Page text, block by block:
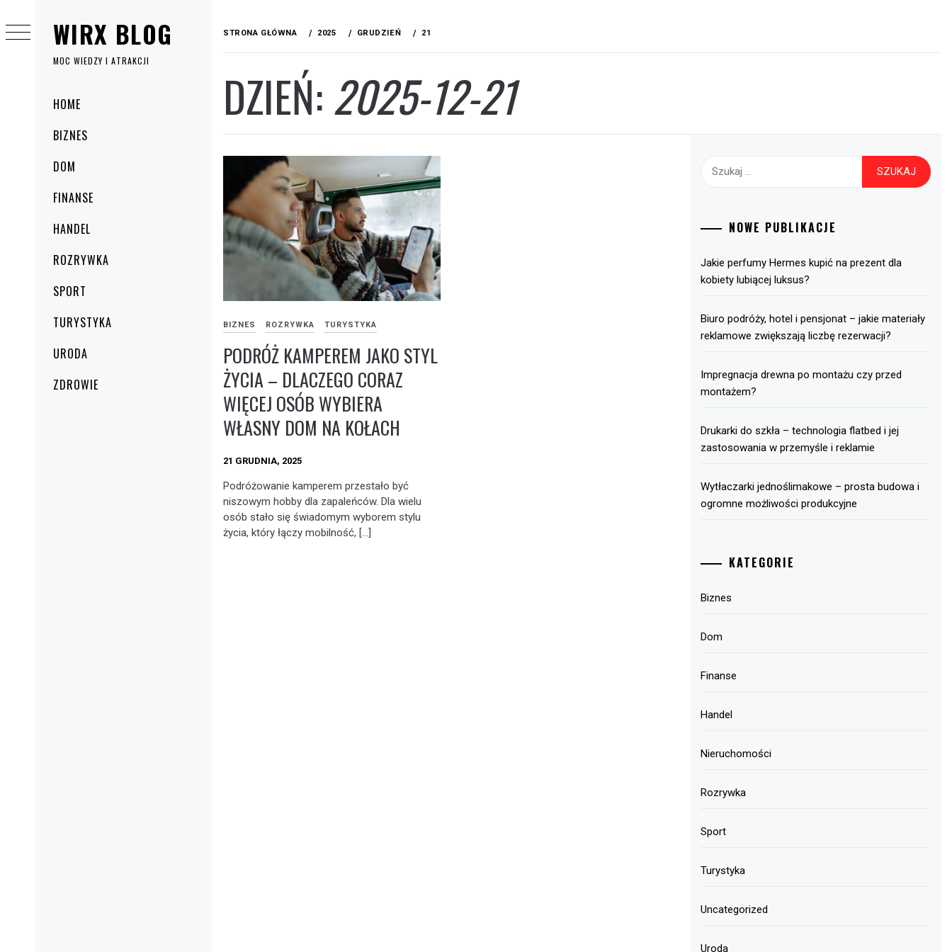
WIRX BLOG
MOC WIEDZY I ATRAKCJI
Menu
główne
HOME
BIZNES
DOM
FINANSE
HANDEL
ROZRYWKA
SPORT
TURYSTYKA
URODA
ZDROWIE
do
treści
STRONA GŁÓWNA 2025 GRUDZIEŃ 21
DZIEŃ:2025-12-21
BIZNES ROZRYWKA TURYSTYKA
PODRÓŻ KAMPEREM JAKO STYL
ŻYCIA – DLACZEGO CORAZ
WIĘCEJ OSÓB WYBIERA
WŁASNY DOM NA KOŁACH
21 GRUDNIA, 2025
Podróżowanie kamperem przestało być
niszowym hobby dla zapaleńców. Dla wielu
osób stało się świadomym wyborem stylu
życia, który łączy mobilność, […]
Szukaj:
NOWE PUBLIKACJE
Jakie perfumy Hermes kupić na prezent dla
kobiety lubiącej luksus?
Biuro podróży, hotel i pensjonat – jakie materiały
reklamowe zwiększają liczbę rezerwacji?
Impregnacja drewna po montażu czy przed
montażem?
Drukarki do szkła – technologia flatbed i jej
zastosowania w przemyśle i reklamie
Wytłaczarki jednoślimakowe – prosta budowa i
ogromne możliwości produkcyjne
KATEGORIE
Biznes
Dom
Finanse
Handel
Nieruchomości
Rozrywka
Sport
Turystyka
Uncategorized
Uroda